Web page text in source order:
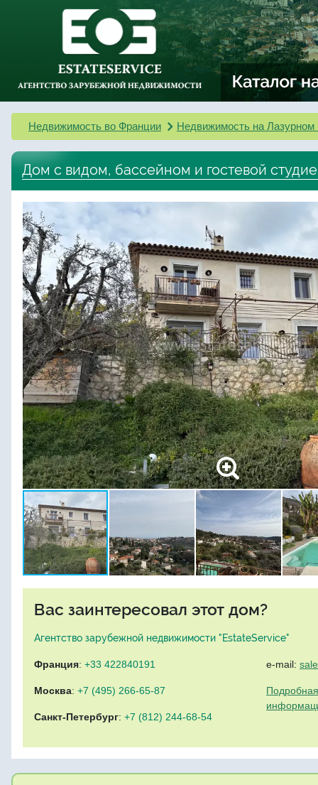
Недвижимость во Франции Недвижимость на Лазурном
Дом с видом, бассейном и гостевой
Вас заинтересовал этот дом?
Агентство зарубежной недвижимости "EstateService"
Франция: +33 422840191
Москва: +7 (495) 266-65-87
Санкт-Петербург: +7 (812) 244-68-54
e-mail: